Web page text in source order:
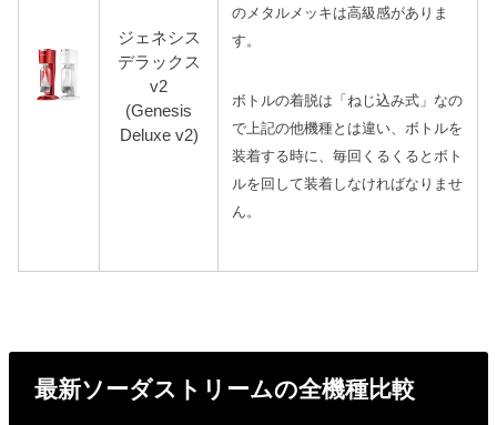
ジェネシス
デラックス
v2
(Genesis
Deluxe v2)
のメタルメッキは高級感がありま
す。
ボトルの着脱は「ねじ込み式」なの
で上記の他機種とは違い、ボトルを
装着する時に、毎回くるくるとボト
ルを回して装着しなければなりませ
ん。
最新ソーダストリームの全機種比較